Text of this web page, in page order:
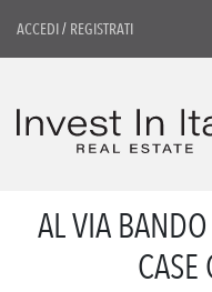
ACCEDI/ REGISTRATI
AL VIA BANDO
CASE